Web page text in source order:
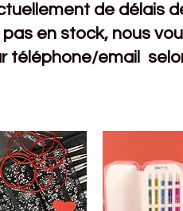
de délais
en stock, nous
téléphone/email